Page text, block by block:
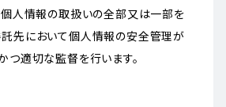
個人情報の取扱いの全部又は一部を
託先において個人情報の安全管理が
つ適切な監督を行います。